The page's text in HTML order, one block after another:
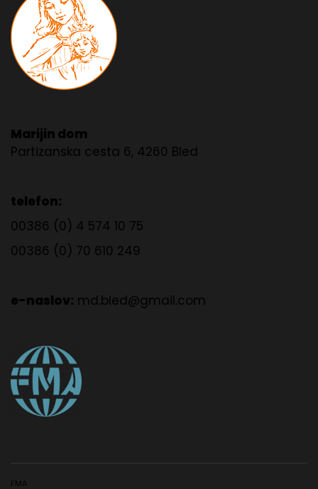
Marijin dom
Partizanska cesta 6, 4260 Bled
telefon:
00386 (0) 4 574 10 75
00386 (0) 70 610 249
e-naslov: md.bled@gmail.com
FMA